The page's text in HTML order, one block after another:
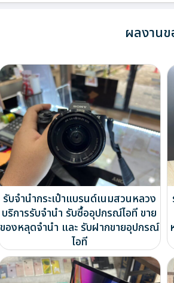
ผลงานข
รับจำนำกระเป๋าแบรนด์เนมสวนหลวง
บริการรับจำนำ รับซื้ออุปกรณ์ไอที ขาย
ของหลุดจำนำ และ รับฝากขายอุปกรณ์
ไอที